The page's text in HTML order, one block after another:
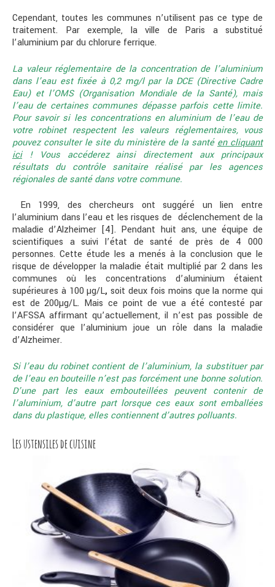
Cependant, toutes les communes n’utilisent pas ce type de
traitement. Par exemple, la ville de Paris a substitué
l’aluminium par du chlorure ferrique.
La valeur réglementaire de la concentration de l’aluminium
dans l’eau est fixée à 0,2 mg/l par la DCE (Directive Cadre
Eau) et l’OMS (Organisation Mondiale de la Santé), mais
l’eau de certaines communes dépasse parfois cette limite.
Pour savoir si les concentrations en aluminium de l’eau de
votre robinet respectent les valeurs réglementaires, vous
pouvez consulter le site du ministère de la santé en cliquant
ici! Vous accéderez ainsi directement aux principaux
résultats du contrôle sanitaire réalisé par les agences
régionales de santé dans votre commune.
En 1999, des chercheurs ont suggéré un lien entre
l’aluminium dans l’eau et les risques de déclenchement de la
maladie d’Alzheimer [4]. Pendant huit ans, une équipe de
scientifiques a suivi l’état de santé de près de 4 000
personnes. Cette étude les a menés à la conclusion que le
risque de développer la maladie était multiplié par 2 dans les
communes où les concentrations d’aluminium étaient
supérieures à 100 µg/L, soit deux fois moins que la norme qui
est de 200µg/L. Mais ce point de vue a été contesté par
l’AFSSA affirmant qu’actuellement, il n’est pas possible de
considérer que l’aluminium joue un rôle dans la maladie
d’Alzheimer.
Si l’eau du robinet contient de l’aluminium, la substituer par
de l’eau en bouteille n’est pas forcément une bonne solution.
D’une part les eaux embouteillées peuvent contenir de
l’aluminium, d’autre part lorsque ces eaux sont emballées
dans du plastique, elles contiennent d’autres polluants.
Les ustensiles de cuisine